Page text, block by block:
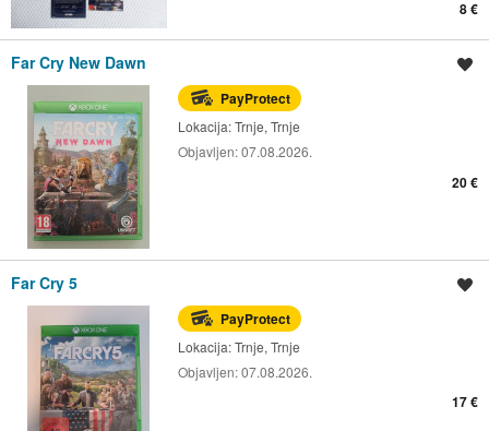
8 €
Far Cry New Dawn
PayProtect
Lokacija:Trnje, Trnje
Objavljen:07.08.2026.
20 €
Far Cry 5
PayProtect
Lokacija:Trnje, Trnje
Objavljen:07.08.2026.
17 €